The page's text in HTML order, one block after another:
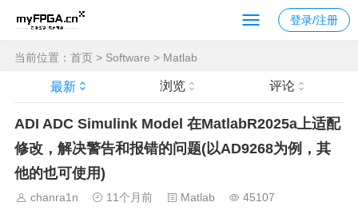
登录/注册
当前位置： 首页 > Software > Matlab
最新 浏览 评论
ADI ADC Simulink Model 在MatlabR2025a上适配
修改，解决警告和报错的问题(以AD9268为例，其
他的也可使用)
chanra1n 11个月前 Matlab 45107